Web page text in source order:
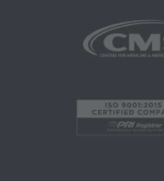
MATERIAL CONTENIDO EN
En ningún caso, CMS será
AMA - Derechos del Gobierno